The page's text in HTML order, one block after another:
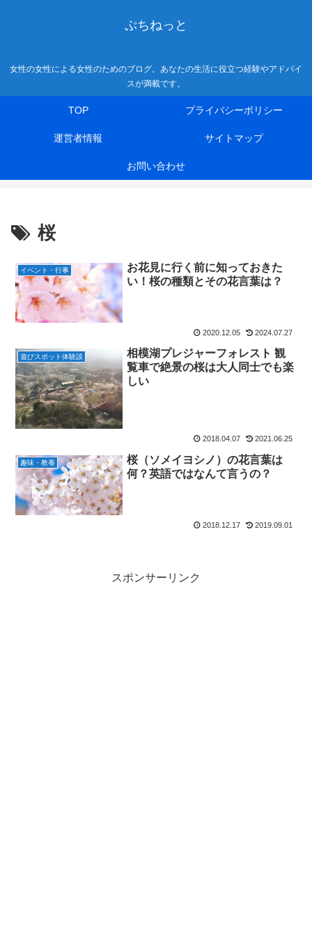
ぷちねっと
女性の女性による女性のためのブログ。あなたの生活に役立つ経験やアドバイ
スが満載です。
TOP プライバシーポリシー
運営者情報 サイトマップ
お問い合わせ
桜
イベント・行事
お花見に行く前に知っておきた
い！桜の種類とその花言葉は？
2020.12.05 2024.07.27
遊びスポット体験談
相模湖プレジャーフォレスト 観
覧車で絶景の桜は大人同士でも楽
しい
2018.04.07 2021.06.25
趣味・教養
桜（ソメイヨシノ）の花言葉は
何？英語ではなんて言うの？
2018.12.17 2019.09.01
スポンサーリンク